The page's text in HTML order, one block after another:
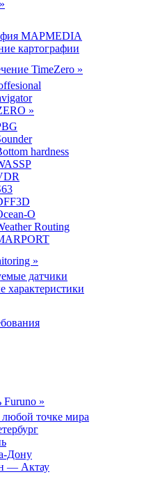
MAPMEDIA
картографии
TimeZero »
»
hardness
O
Routing
»
датчики
характеристики
Furuno »
точке мира
Дону
— Актау